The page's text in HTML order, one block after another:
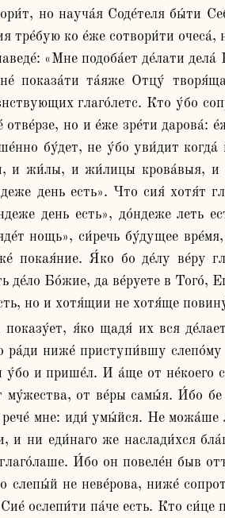
но науча́я Соде́теля бы́ти
тре́бую ко е́же сотвори́ти очеса́,
«Мне подоба́ет де́лати
показа́ти та́яже Отцу́
глаго́летс. Кто у́бо
но и е́же зре́ти дарова́:
бу́дет, не у́бо уви́дит
и жи́лы, и жи́лицы крова́выя, и
день есть». Что сия́ хотя́т
день есть», до́ндеже леть
нощь», си́речь бу́дущее
покая́ние. Я́ко бо де́лу ве́ру
де́ло Бо́жие, да ве́руете в Того́,
но и хотя́щии не хотя́ще
ниже́ приступи́вшу
у́бо и прише́л. И а́ще от не́коего
от ве́ры самы́я. И́бо
мне: иди́ умы́йся. Не можа́ше
и ни еди́наго же наслади́хся
И́бо он повеле́н быв
слепы́й не неве́рова, ниже́
ослепи́ти па́че есть. Кто си́це